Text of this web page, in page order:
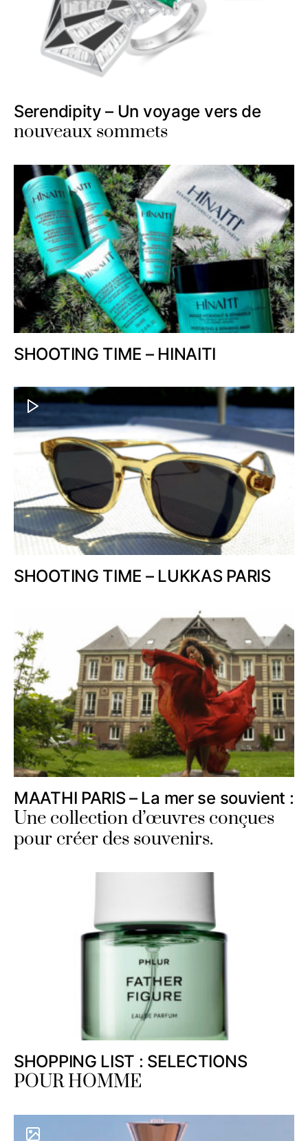
Serendipity – Un voyage vers de
nouveaux sommets
SHOOTING TIME – HINAITI
SHOOTING TIME – LUKKAS PARIS
MAATHI PARIS – La mer se souvient :
Une collection d’œuvres conçues
pour créer des souvenirs.
SHOPPING LIST : SELECTIONS
POUR HOMME